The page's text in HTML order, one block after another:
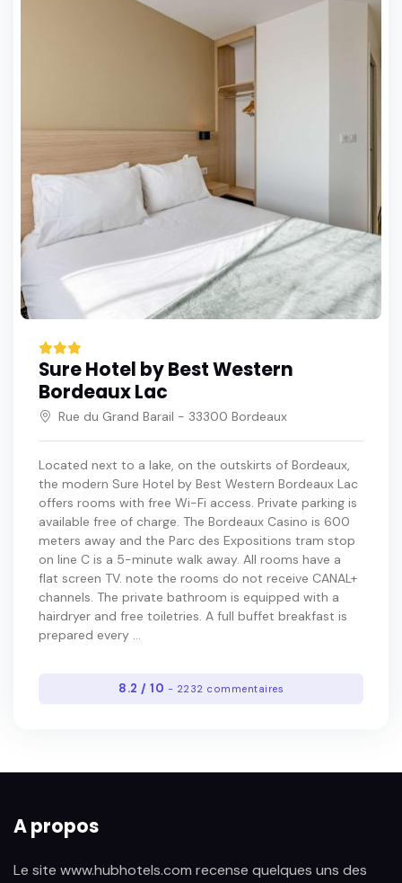
Sure Hotel by Best Western
Bordeaux Lac
Rue du Grand Barail - 33300 Bordeaux
Located next to a lake, on the outskirts of Bordeaux,
the modern Sure Hotel by Best Western Bordeaux Lac
offers rooms with free Wi-Fi access. Private parking is
available free of charge. The Bordeaux Casino is 600
meters away and the Parc des Expositions tram stop
on line C is a 5-minute walk away. All rooms have a
flat screen TV. note the rooms do not receive CANAL+
channels. The private bathroom is equipped with a
hairdryer and free toiletries. A full buffet breakfast is
prepared every ...
8.2 / 10 - 2232 commentaires
A propos
Le site www.hubhotels.com recense quelques uns des